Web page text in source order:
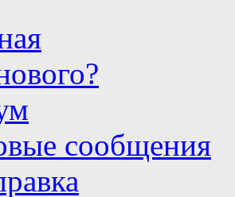
сообщения